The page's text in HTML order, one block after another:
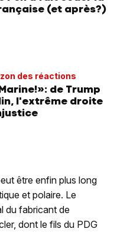
(et après?)
des réactions
de Trump
l'extrême droite
être enfin plus long
et polaire. Le
du fabricant de
dont le fils du PDG